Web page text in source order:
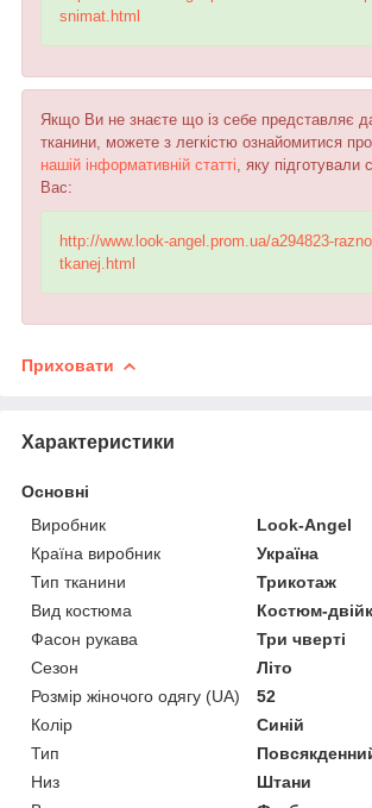
snimat.html
Якщо Ви не знаєте що із себе представляє
тканини, можете з легкістю ознайомитися про
нашій інформативній статті , яку підготували
Вас:
http://www.look-angel.prom.ua/a294823-
tkanej.html
Приховати
Характеристики
Основні
Виробник
Look-Angel
Країна виробник
Україна
Тип тканини
Трикотаж
Вид костюма
Костюм-
Фасон рукава
Три чверті
Сезон
Літо
Розмір жіночого одягу (UA)
52
Колір
Синій
Тип
Низ
Штани